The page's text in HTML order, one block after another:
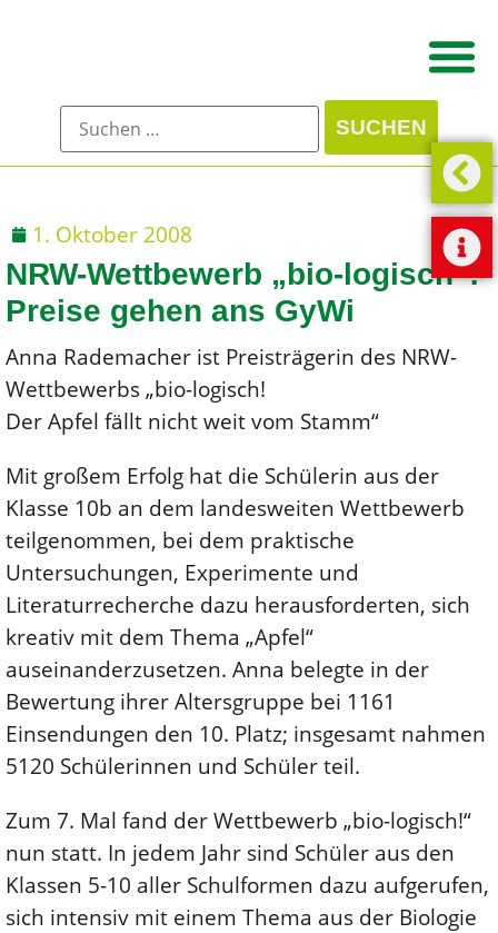
1. Oktober 2008
NRW-Wettbewerb „bio-logisch“:
Preise gehen ans GyWi
Anna Rademacher ist Preisträgerin des NRW-
Wettbewerbs „bio-logisch!
Der Apfel fällt nicht weit vom Stamm“
Mit großem Erfolg hat die Schülerin aus der
Klasse 10b an dem landesweiten Wettbewerb
teilgenommen, bei dem praktische
Untersuchungen, Experimente und
Literaturrecherche dazu herausforderten, sich
kreativ mit dem Thema „Apfel“
auseinanderzusetzen. Anna belegte in der
Bewertung ihrer Altersgruppe bei 1161
Einsendungen den 10. Platz; insgesamt nahmen
5120 Schülerinnen und Schüler teil.
Zum 7. Mal fand der Wettbewerb „bio-logisch!“
nun statt. In jedem Jahr sind Schüler aus den
Klassen 5-10 aller Schulformen dazu aufgerufen,
sich intensiv mit einem Thema aus der Biologie